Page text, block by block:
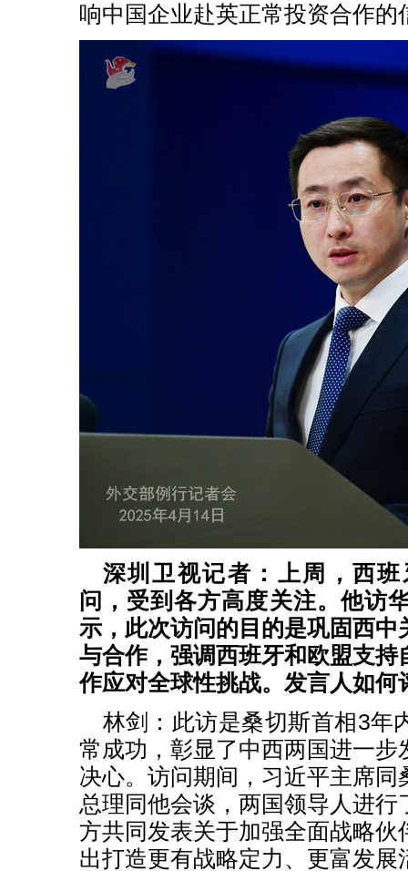
响中国企业赴英正常投资合作的
深圳卫视记者：上周，西
问，受到各方高度关注。他访
示，此次访问的目的是巩固西中
与合作，强调西班牙和欧盟支持
作应对全球性挑战。发言人如何
林剑：此访是桑切斯首相3年
常成功，彰显了中西两国进一步
决心。访问期间，习近平主席同
总理同他会谈，两国领导人进行
方共同发表关于加强全面战略伙
出打造更有战略定力、更富发展